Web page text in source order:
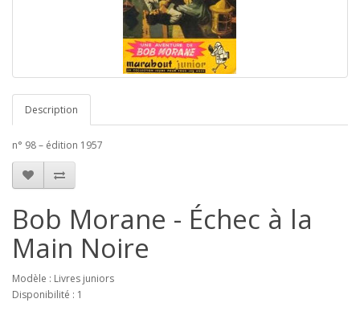
Description
n° 98 – édition 1957
Bob Morane - Échec à la
Main Noire
Modèle : Livres juniors
Disponibilité : 1